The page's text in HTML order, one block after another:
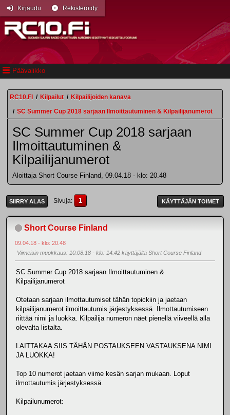
Päävalikko
Kirjaudu Rekisteröidy
RC10.FI / Kilpailut / Kilpailijoiden kanava
/ SC Summer Cup 2018 sarjaan Ilmoittautuminen & Kilpailijanumerot
SC Summer Cup 2018 sarjaan
Ilmoittautuminen &
Kilpailijanumerot
Aloittaja Short Course Finland, 09.04.18 - klo: 20.48
SIIRRY ALAS Sivuja 1 KÄYTTÄJÄN TOIMET
Short Course Finland
09.04.18 - klo: 20.48
Viimeisin muokkaus: 10.08.18 - klo: 14.42 käyttäjältä Short Course Finland
SC Summer Cup 2018 sarjaan Ilmoittautuminen &
Kilpailijanumerot
Otetaan sarjaan ilmottautumiset tähän topickiin ja jaetaan
kilpailijanumerot ilmoittautumis järjestyksessä. Ilmottautumiseen
riittää nimi ja luokka. Kilpailija numeron näet pienellä viiveellä alla
olevalta listalta.
LAITTAKAA SIIS TÄHÄN POSTAUKSEEN VASTAUKSENA NIMI
JA LUOKKA!
Top 10 numerot jaetaan viime kesän sarjan mukaan. Loput
ilmottautumis järjestyksessä.
Kilpailunumerot: